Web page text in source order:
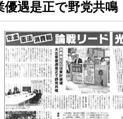
遇是正で野党共鳴